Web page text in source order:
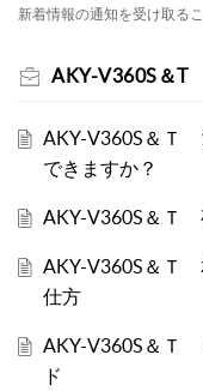
新着情報の通知を受け取る
AKY-V360S＆T
AKY-V360S＆Ｔ
できますか？
AKY-V360S＆Ｔ
AKY-V360S＆Ｔ
仕方
AKY-V360S＆Ｔ
ド